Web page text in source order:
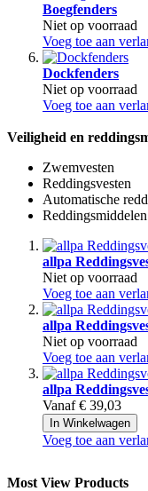
Boegfenders
Niet op voorraad
Voeg toe aan
Dockfenders
Niet op voorraad
Voeg toe aan
Veiligheid en
Zwemvesten
Reddingsvesten
Automatische
Reddingsmiddelen
allpa
Niet op voorraad
Voeg toe aan
allpa
Niet op voorraad
Voeg toe aan
allpa
Vanaf € 39,03
In Winkelwagen
Voeg toe aan
Most View Products